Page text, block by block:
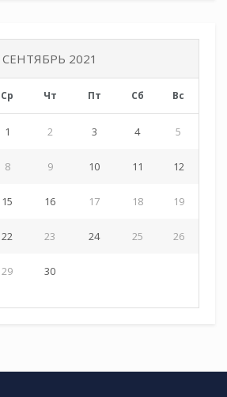
СЕНТЯБРЬ 2021
Ср Чт Пт Сб Вс
1 2 3 4 5
8 9 10 11 12
15 16 17 18 19
22 23 24 25 26
29 30